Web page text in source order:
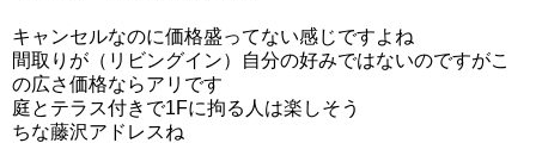
キャンセルなのに価格盛ってない感じですよね
間取りが（リビングイン）自分の好みではないのですがこ
の広さ価格ならアリです
庭とテラス付きで1Fに拘る人は楽しそう
ちな藤沢アドレスね